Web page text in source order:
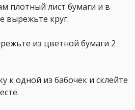
плотный лист бумаги и в
вырежьте круг.
из цветной бумаги 2
к одной из бабочек и склейте